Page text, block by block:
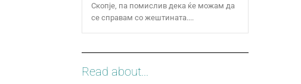
Скопје, па помислив дека ќе можам да
се справам со жештината....
Read about...